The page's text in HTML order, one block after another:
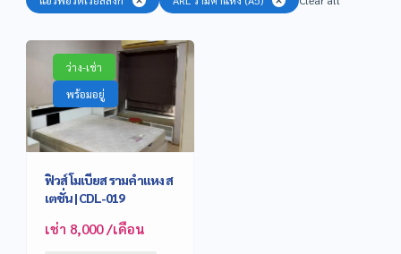
ว่าง-เช่า
พร้อมอยู่
ฟิวส์ โมเบียส รามคำแหง ส
เตชั่น | CDL-019
เช่า 8,000 /เดือน